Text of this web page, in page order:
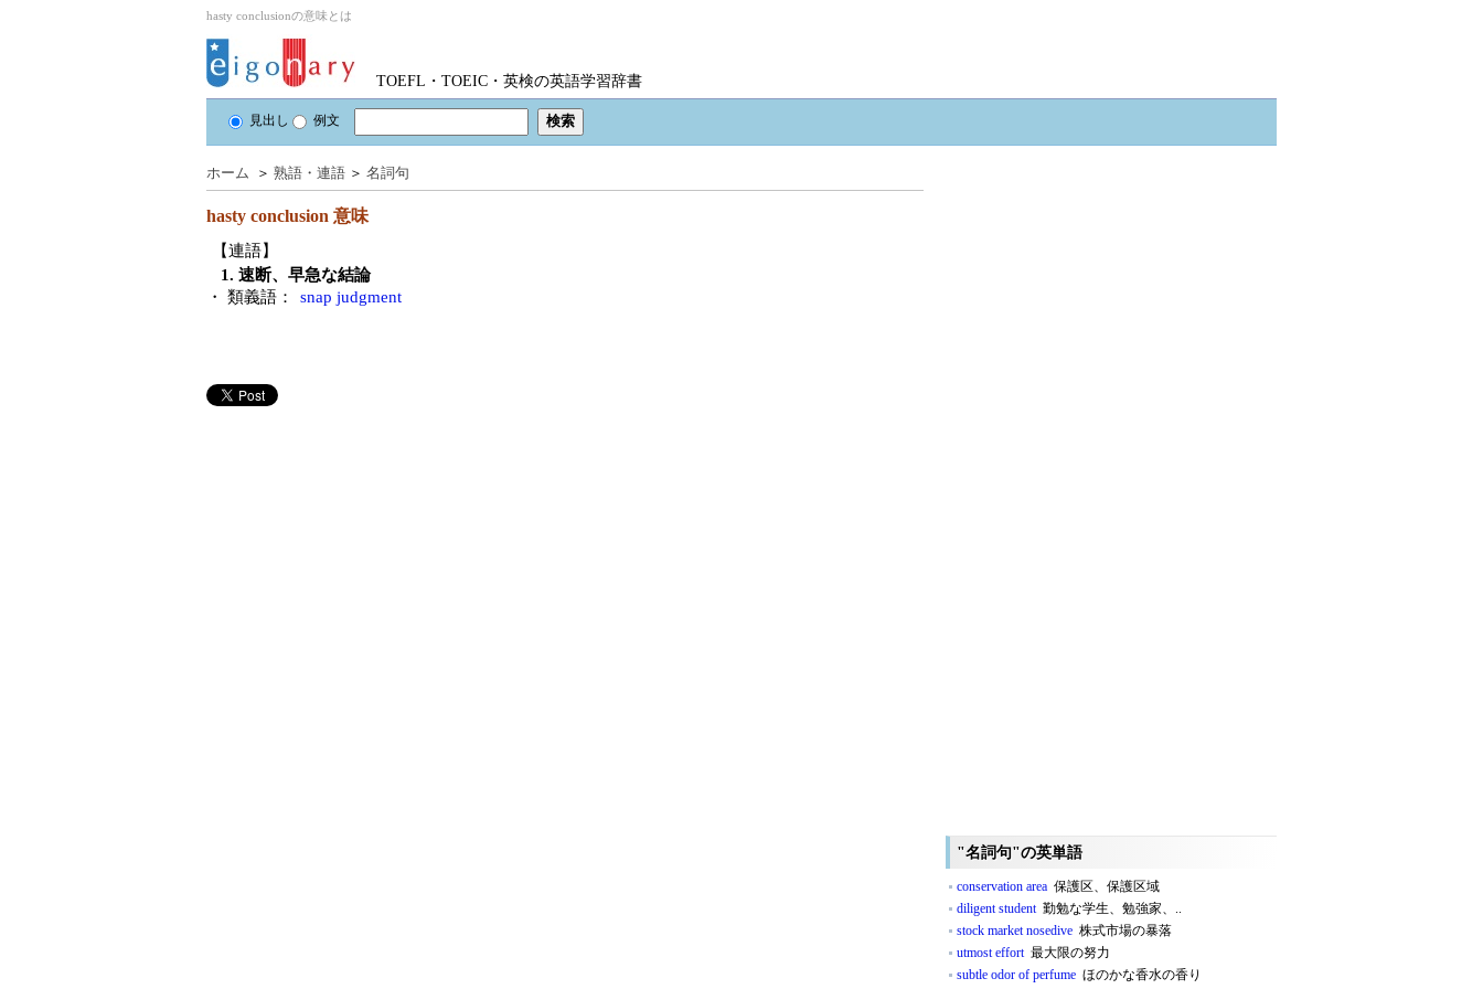
hasty conclusionの意味とは
TOEFL・TOEIC・英検の英語学習辞書
見出し 例文
ホーム ＞ 熟語・連語 ＞ 名詞句
hasty conclusion 意味
【連語】
1. 速断、早急な結論
・ 類義語：
snap judgment
"名詞句"の英単語
conservation area 保護区、保護区域
diligent student勤勉な学生、勉強家、..
stock market nosedive 株式市場の暴落
utmost effort最大限の努力
subtle odor of perfume ほのかな香水の香り